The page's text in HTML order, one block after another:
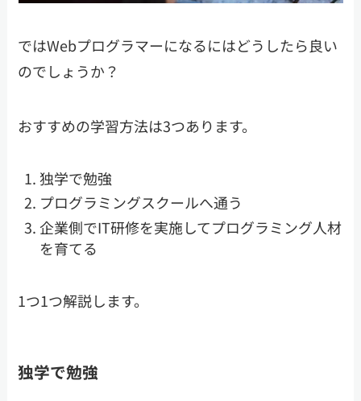
ではWebプログラマーになるにはどうしたら良い
のでしょうか？
おすすめの学習方法は3つあります。
独学で勉強
プログラミングスクールへ通う
企業側でIT研修を実施してプログラミング人材
を育てる
1つ1つ解説します。
独学で勉強